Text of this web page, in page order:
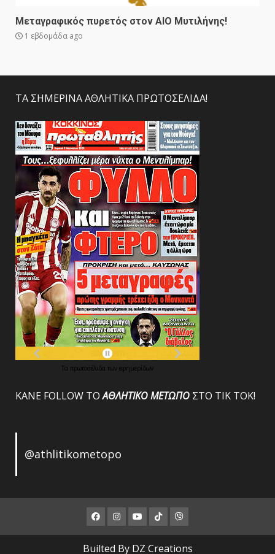
Μεταγραφικός πυρετός στον ΑΙΟ Μυτιλήνης!
1 εβδομάδα ago
ΤΑ ΣΗΜΕΡΙΝΑ ΑΘΛΗΤΙΚΑ ΠΡΩΤΟΣΕΛΙΔΑ!
Τα πρωτοσέλιδα των εφημερίδων
ΚΑΝΕ FOLLOW ΤΟΑΘΛΗΤΙΚΟΜΕΤΩΠΟ ΣΤΟ ΤΙΚ ΤΟΚ!
@athlitikometopo
Facebook
Instagram
Youtube
ΤΙΚ
ΤΟΚ
Viber
Builted By DZ Creations